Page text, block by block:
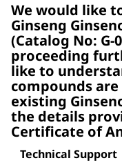
We would like
Ginseng
(Catalog No: G-
proceeding
like to
compounds
existing
the details
Certificate of
Technical Support